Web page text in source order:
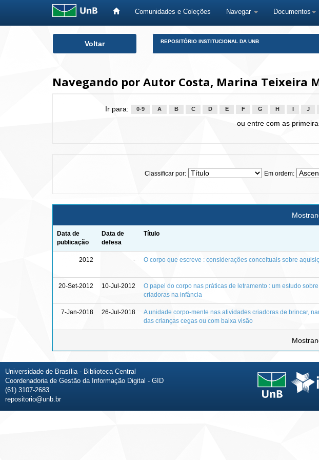
Comunidades e Coleções Navegar Documentos
Voltar REPOSITÓRIO INSTITUCIONAL DA UNB
Navegando por Autor Costa, Marina Teixeira
Ir para: 0-9 A B C D E F G H J
ou entre com as
Classificar por: Em ordem:
Data de
publicação
Data de
defesa
Título
2012 - O corpo que escreve : considerações conceituais sobre
20-Set-2012 10-Jul-2012
O papel do corpo nas práticas de letramento : um estudo
criadoras na infância
7-Jan-2018 26-Jul-2018
A unidade corpo-mente nas atividades criadoras de brincar,
das crianças cegas ou com baixa visão
Universidade de Brasília - Biblioteca Central
Coordenadoria de Gestão da Informação Digital - GID
(61) 3107-2683
repositorio@unb.br